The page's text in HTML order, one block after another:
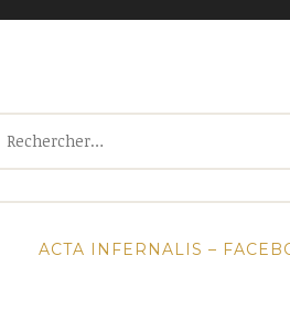
ACTA INFERNALIS –